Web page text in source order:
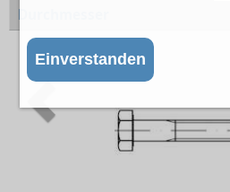
Einverstanden
Durchmesser
Previous